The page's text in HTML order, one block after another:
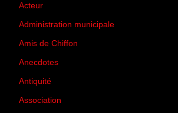
Acteur
Administration municipale
Amis de Chiffon
Anecdotes
Antiquité
Association